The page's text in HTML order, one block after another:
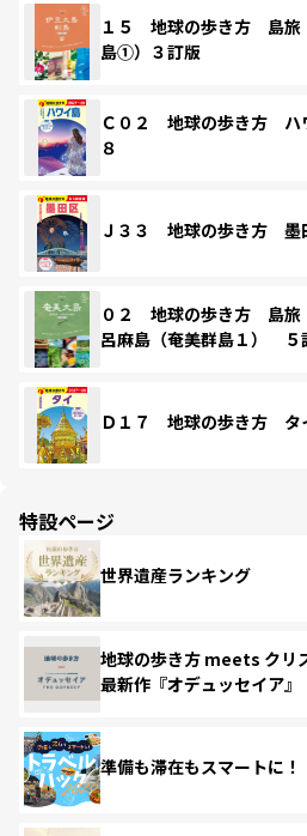
１５ 地球の歩き方 島
島①）３訂版
Ｃ０２ 地球の歩き方 ハ
８
Ｊ３３ 地球の歩き方 墨
０２ 地球の歩き方 島
呂麻島（奄美群島１） ５
Ｄ１７ 地球の歩き方 タ
特設ページ
世界遺産ランキング
地球の歩き方 meets クリ
最新作『オデュッセイア』
準備も滞在もスマートに